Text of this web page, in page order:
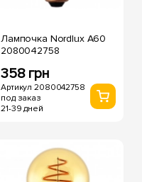
Лампочка Nordlux А60
2080042758
358 грн
Артикул 2080042758
под заказ
21-39 дней